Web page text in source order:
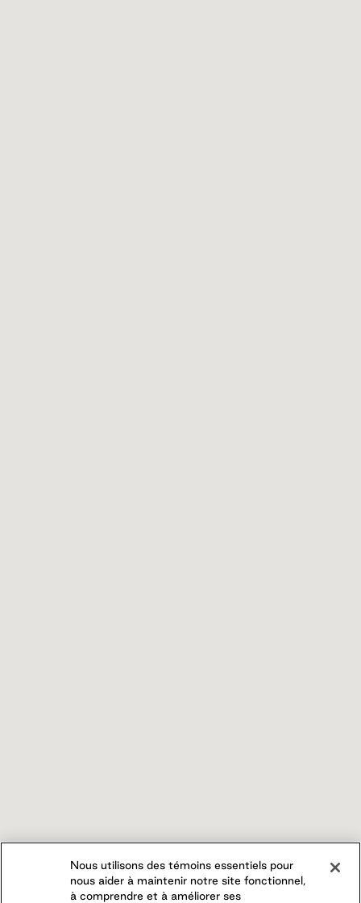
Nous utilisons des témoins essentiels pour
nous aider à maintenir notre site fonctionnel,
à comprendre et à améliorer ses